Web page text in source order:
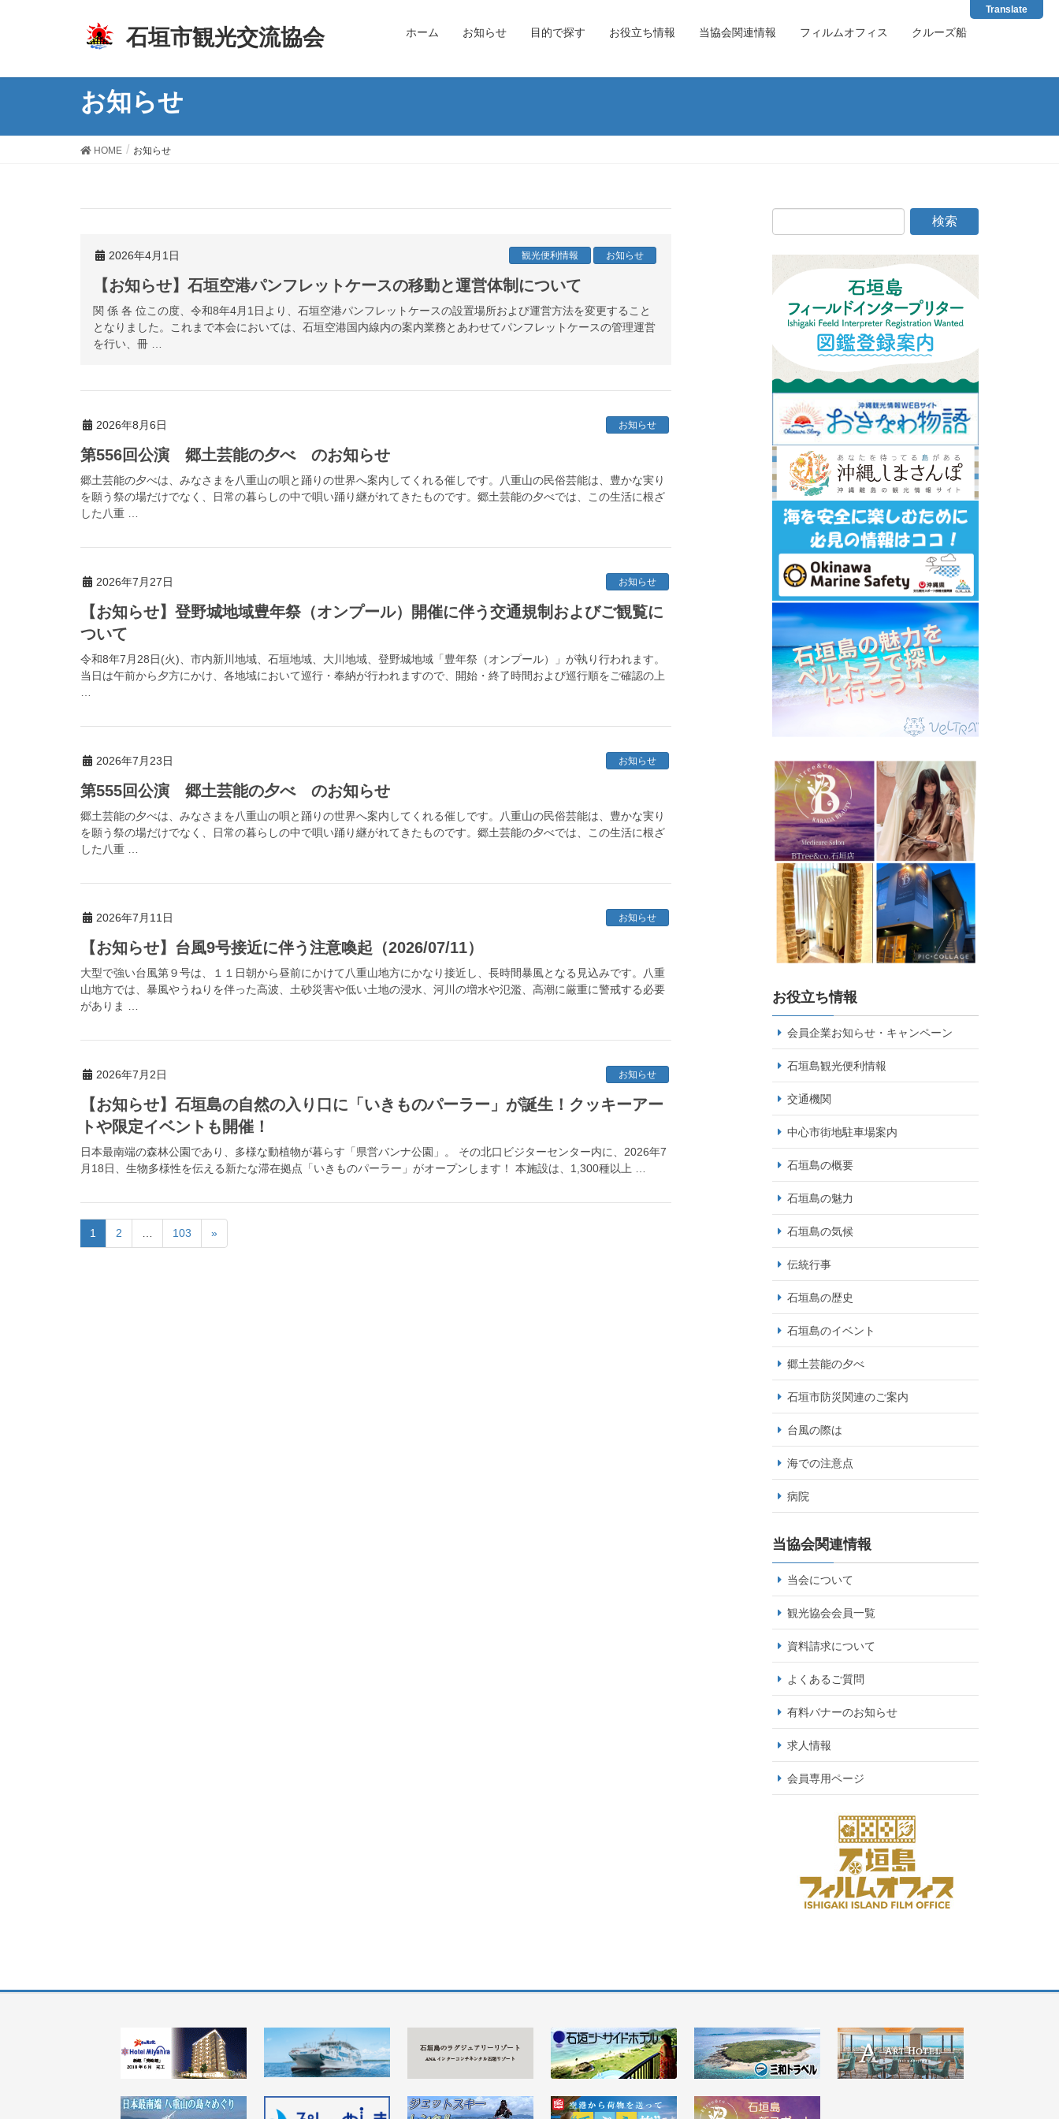
石垣市観光交流協会 ホーム お知らせ 目的で探す お役立ち情報 当協会関連情報 フィルムオフィス クルーズ船
お知らせ
HOME お知らせ
2026年4月1日 お知らせ
観光便利情報
【お知らせ】石垣空港パンフレットケースの移動と運営体制について
関 係 各 位この度、令和8年4月1日より、石垣空港パンフレットケースの設置場所および運営方法を変更すること
となりました。これまで本会においては、石垣空港国内線内の案内業務とあわせてパンフレットケースの管理運営
を行い、冊 …
2026年8月6日 お知らせ
第556回公演 郷土芸能の夕べ のお知らせ
郷土芸能の夕べは、みなさまを八重山の唄と踊りの世界へ案内してくれる催しです。八重山の民俗芸能は、豊かな実り
を願う祭の場だけでなく、日常の暮らしの中で唄い踊り継がれてきたものです。郷土芸能の夕べでは、この生活に根ざ
した八重 …
2026年7月27日 お知らせ
【お知らせ】登野城地域豊年祭（オンプール）開催に伴う交通規制およびご観覧に
ついて
令和8年7月28日(火)、市内新川地域、石垣地域、大川地域、登野城地域「豊年祭（オンプール）」が執り行われます。
当日は午前から夕方にかけ、各地域において巡行・奉納が行われますので、開始・終了時間および巡行順をご確認の上
2026年7月23日 お知らせ
第555回公演 郷土芸能の夕べ のお知らせ
郷土芸能の夕べは、みなさまを八重山の唄と踊りの世界へ案内してくれる催しです。八重山の民俗芸能は、豊かな実り
を願う祭の場だけでなく、日常の暮らしの中で唄い踊り継がれてきたものです。郷土芸能の夕べでは、この生活に根ざ
した八重 …
2026年7月11日 お知らせ
【お知らせ】台風9号接近に伴う注意喚起（2026/07/11）
大型で強い台風第９号は、１１日朝から昼前にかけて八重山地方にかなり接近し、長時間暴風となる見込みです。八重
山地方では、暴風やうねりを伴った高波、土砂災害や低い土地の浸水、河川の増水や氾濫、高潮に厳重に警戒する必要
がありま …
2026年7月2日 お知らせ
【お知らせ】石垣島の自然の入り口に「いきものパーラー」が誕生！クッキーアー
トや限定イベントも開催！
日本最南端の森林公園であり、多様な動植物が暮らす「県営バンナ公園」。 その北口ビジターセンター内に、2026年7
月18日、生物多様性を伝える新たな滞在拠点「いきものパーラー」がオープンします！ 本施設は、1,300種以上 …
1 2 103 »
お役立ち情報
会員企業お知らせ・キャンペーン
石垣島観光便利情報
交通機関
中心市街地駐車場案内
石垣島の概要
石垣島の魅力
石垣島の気候
伝統行事
石垣島の歴史
石垣島のイベント
郷土芸能の夕べ
石垣市防災関連のご案内
台風の際は
海での注意点
病院
当協会関連情報
当会について
観光協会会員一覧
資料請求について
よくあるご質問
有料バナーのお知らせ
求人情報
会員専用ページ
Translate